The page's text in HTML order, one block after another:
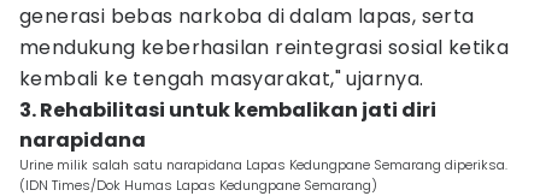
generasi bebas narkoba di dalam lapas, serta
mendukung keberhasilan reintegrasi sosial ketika
kembali ke tengah masyarakat," ujarnya.
3. Rehabilitasi untuk kembalikan jati diri
narapidana
Urine milik salah satu narapidana Lapas Kedungpane Semarang diperiksa.
(IDN Times/Dok Humas Lapas Kedungpane Semarang)